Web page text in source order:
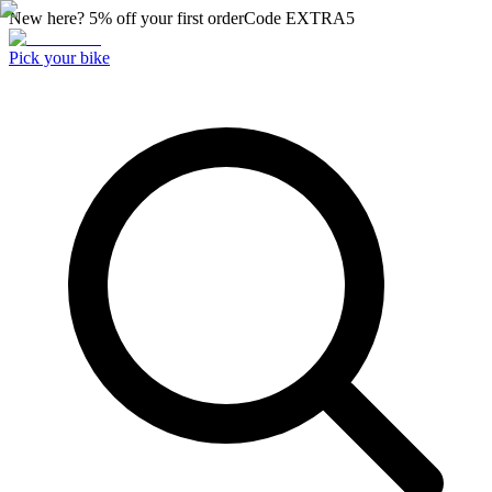
New here? 5% off your first orderCode EXTRA5
Pick your bike